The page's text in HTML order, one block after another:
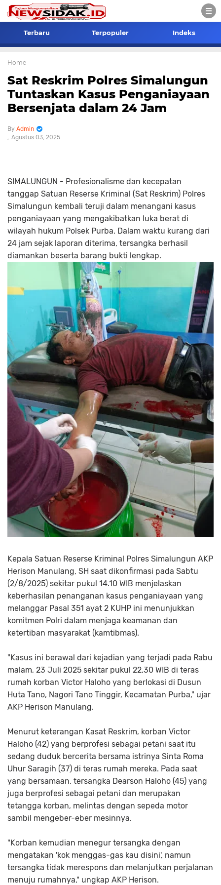
Terbaru Terpopuler Indeks
Home
Sat Reskrim Polres Simalungun
Tuntaskan Kasus Penganiayaan
Bersenjata dalam 24 Jam
Admin
Agustus 03, 2025
SIMALUNGUN - Profesionalisme dan kecepatan
tanggap Satuan Reserse Kriminal (Sat Reskrim) Polres
Simalungun kembali teruji dalam menangani kasus
penganiayaan yang mengakibatkan luka berat di
wilayah hukum Polsek Purba. Dalam waktu kurang dari
24 jam sejak laporan diterima, tersangka berhasil
diamankan beserta barang bukti lengkap.
Kepala Satuan Reserse Kriminal Polres Simalungun AKP
Herison Manulang, SH saat dikonfirmasi pada Sabtu
(2/8/2025) sekitar pukul 14.10 WIB menjelaskan
keberhasilan penanganan kasus penganiayaan yang
melanggar Pasal 351 ayat 2 KUHP ini menunjukkan
komitmen Polri dalam menjaga keamanan dan
ketertiban masyarakat (kamtibmas).
"Kasus ini berawal dari kejadian yang terjadi pada Rabu
malam, 23 Juli 2025 sekitar pukul 22.30 WIB di teras
rumah korban Victor Haloho yang berlokasi di Dusun
Huta Tano, Nagori Tano Tinggir, Kecamatan Purba," ujar
AKP Herison Manulang.
Menurut keterangan Kasat Reskrim, korban Victor
Haloho (42) yang berprofesi sebagai petani saat itu
sedang duduk bercerita bersama istrinya Sinta Roma
Uhur Saragih (37) di teras rumah mereka. Pada saat
yang bersamaan, tersangka Dearson Haloho (45) yang
juga berprofesi sebagai petani dan merupakan
tetangga korban, melintas dengan sepeda motor
sambil mengeber-eber mesinnya.
"Korban kemudian menegur tersangka dengan
mengatakan 'kok menggas-gas kau disini', namun
tersangka tidak merespons dan melanjutkan perjalanan
menuju rumahnya," ungkap AKP Herison.